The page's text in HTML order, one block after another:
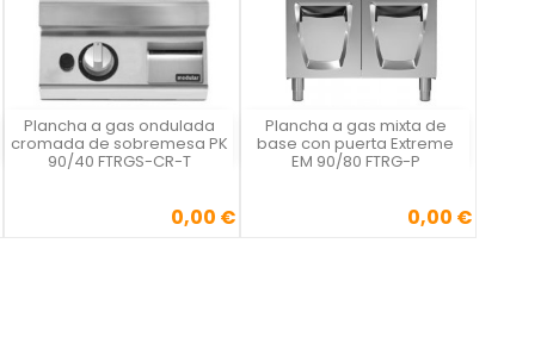
Plancha a gas ondulada
cromada de sobremesa PK
90/40 FTRGS-CR-T
Precio0,00 €

Vista rápida Plancha a gas mixta de
base con puerta Extreme
EM 90/80 FTRG-P
Precio0,00 €

Vista rápida